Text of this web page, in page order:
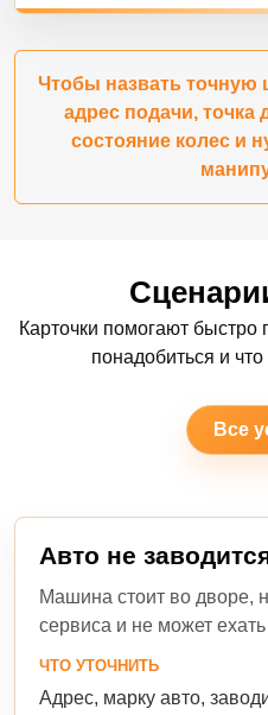
Чтобы назвать точную
адрес подачи, точка
состояние колес и
Карточки помогают быстро
понадобиться и что
Все
Авто не
Машина стоит во дворе,
сервиса и не может
ЧТО УТОЧНИТЬ
Адрес, марку авто,